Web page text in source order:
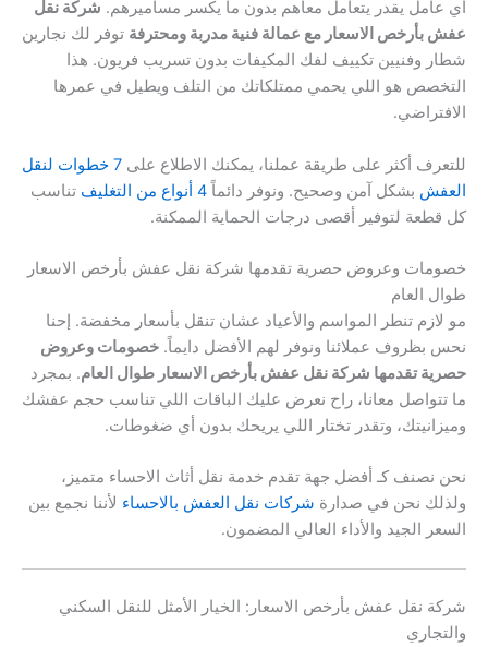
أي عامل يقدر يتعامل معاهم بدون ما يكسر مساميرهم. شركة نقل
عفش بأرخص الاسعار مع عمالة فنية مدربة ومحترفة توفر لك نجارين
شطار وفنيين تكييف لفك المكيفات بدون تسريب فريون. هذا
التخصص هو اللي يحمي ممتلكاتك من التلف ويطيل في عمرها
الافتراضي.
للتعرف أكثر على طريقة عملنا، يمكنك الاطلاع على
7 خطوات لنقل
العفش بشكل آمن وصحيح. ونوفر دائماً 4 أنواع من التغليف
تناسب
كل قطعة لتوفير أقصى درجات الحماية الممكنة.
خصومات وعروض حصرية تقدمها شركة نقل عفش بأرخص الاسعار
طوال العام
مو لازم تنطر المواسم والأعياد عشان تنقل بأسعار مخفضة. إحنا
نحس بظروف عملائنا ونوفر لهم الأفضل دايماً. خصومات وعروض
حصرية تقدمها شركة نقل عفش بأرخص الاسعار طوال العام. بمجرد
ما تتواصل معانا، راح نعرض عليك الباقات اللي تناسب حجم عفشك
وميزانيتك، وتقدر تختار اللي يريحك بدون أي ضغوطات.
نحن نصنف كـ أفضل جهة تقدم خدمة نقل أثاث الاحساء متميز،
ولذلك نحن في صدارة شركات نقل العفش بالاحساء لأننا نجمع بين
السعر الجيد والأداء العالي المضمون.
شركة نقل عفش بأرخص الاسعار: الخيار الأمثل للنقل السكني
والتجاري